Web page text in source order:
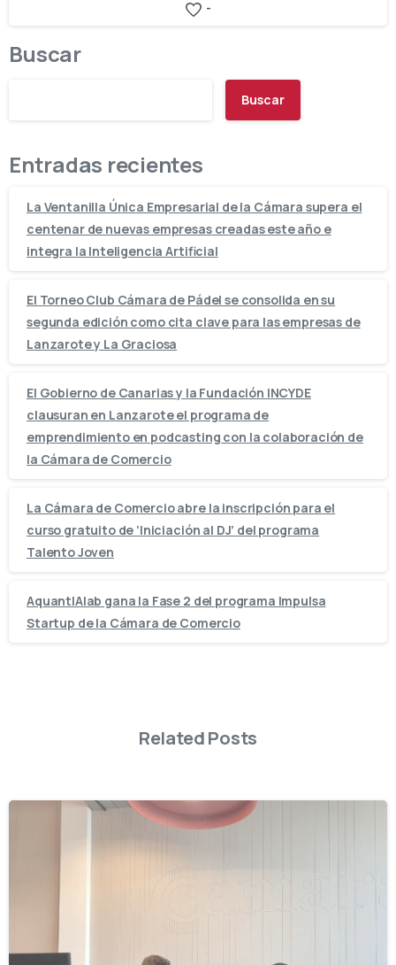
-
Buscar
Buscar
Entradas recientes
La Ventanilla Única Empresarial de la Cámara supera el
centenar de nuevas empresas creadas este año e
integra la Inteligencia Artificial
El Torneo Club Cámara de Pádel se consolida en su
segunda edición como cita clave para las empresas de
Lanzarote y La Graciosa
El Gobierno de Canarias y la Fundación INCYDE
clausuran en Lanzarote el programa de
emprendimiento en podcasting con la colaboración de
la Cámara de Comercio
La Cámara de Comercio abre la inscripción para el
curso gratuito de ‘Iniciación al DJ’ del programa
Talento Joven
AquantIAlab gana la Fase 2 del programa Impulsa
Startup de la Cámara de Comercio
Related Posts